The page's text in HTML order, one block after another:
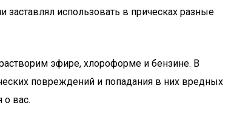
использовать в прическах разные
эфире, хлороформе и бензине. В
повреждений и попадания в них вредных
о вас.